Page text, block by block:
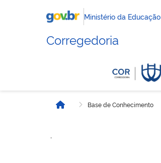
Ministério da Educação
Corregedoria
Início Base de Conhecimento
.